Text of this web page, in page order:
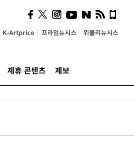
K-Artprice 프라임뉴시스 위클리뉴시스
제휴 콘텐츠 제보
사이 해답 찾았죠"…알을
깨고 나온 '초자아'